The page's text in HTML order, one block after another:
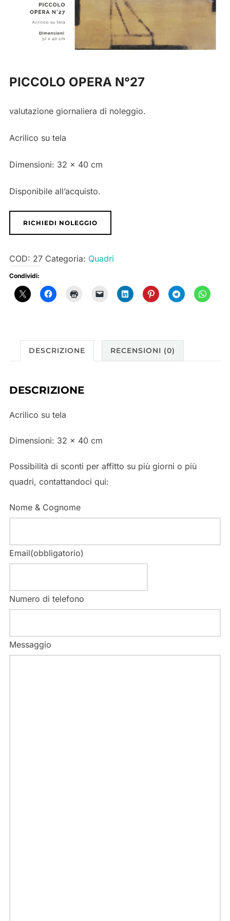
PICCOLO OPERA N°27
valutazione giornaliera di noleggio.
Acrilico su tela
Dimensioni: 32 x 40 cm
Disponibile all’acquisto.
RICHIEDI NOLEGGIO
COD: 27 Categoria: Quadri
Condividi:
DESCRIZIONE RECENSIONI (0)
DESCRIZIONE
Acrilico su tela
Dimensioni: 32 x 40 cm
Possibilità di sconti per affitto su più giorni o più
quadri, contattandoci qui:
Nome & Cognome
Email(obbligatorio)
Numero di telefono
Messaggio